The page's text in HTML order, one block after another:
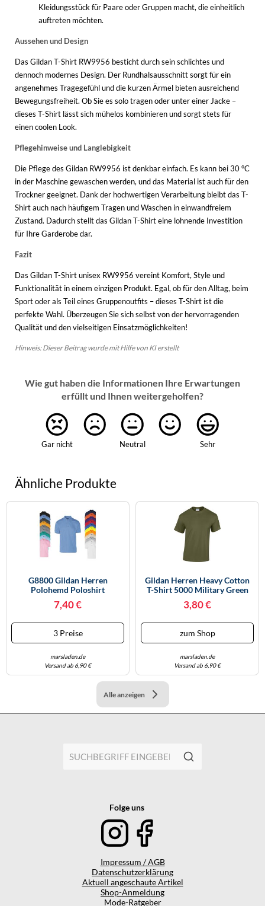
Kleidungsstück für Paare oder Gruppen macht, die einheitlich
auftreten möchten.
Aussehen und Design
Das Gildan T-Shirt RW9956 besticht durch sein schlichtes und
dennoch modernes Design. Der Rundhalsausschnitt sorgt für ein
angenehmes Tragegefühl und die kurzen Ärmel bieten ausreichend
Bewegungsfreiheit. Ob Sie es solo tragen oder unter einer Jacke –
dieses T-Shirt lässt sich mühelos kombinieren und sorgt stets für
einen coolen Look.
Pflegehinweise und Langlebigkeit
Die Pflege des Gildan RW9956 ist denkbar einfach. Es kann bei 30 °C
in der Maschine gewaschen werden, und das Material ist auch für den
Trockner geeignet. Dank der hochwertigen Verarbeitung bleibt das T-
Shirt auch nach häufigem Tragen und Waschen in einwandfreiem
Zustand. Dadurch stellt das Gildan T-Shirt eine lohnende Investition
für Ihre Garderobe dar.
Fazit
Das Gildan T-Shirt unisex RW9956 vereint Komfort, Style und
Funktionalität in einem einzigen Produkt. Egal, ob für den Alltag, beim
Sport oder als Teil eines Gruppenoutfits – dieses T-Shirt ist die
perfekte Wahl. Überzeugen Sie sich selbst von der hervorragenden
Qualität und den vielseitigen Einsatzmöglichkeiten!
Hinweis: Dieser Beitrag wurde mit Hilfe von KI erstellt
Wie gut haben die Informationen Ihre Erwartungen
erfüllt und Ihnen weitergeholfen?
Gar nicht Neutral Sehr
Ähnliche Produkte
G8800 Gildan Herren
Polohemd Poloshirt
DryBlend® Jersey Polo Sport
Grey (Heather) M
7,40 €
3 Preise
marsladen.de
Versand ab 6,90 €
Gildan Herren Heavy Cotton
T-Shirt 5000 Military Green
XL
3,80 €
zum Shop
marsladen.de
Versand ab 6,90 €
Alle anzeigen
Folge uns
Impressum / AGB
Datenschutzerklärung
Aktuell angeschaute Artikel
Shop-Anmeldung
Mode-Ratgeber